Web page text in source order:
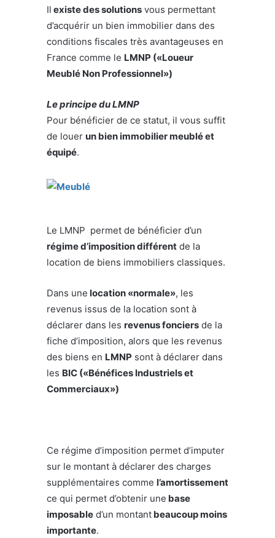
Il existe des solutions vous permettant
d’acquérir un bien immobilier dans des
conditions fiscales très avantageuses en
France comme le LMNP («Loueur
Meublé Non Professionnel»)
Le principe du LMNP
Pour bénéficier de ce statut, il vous suffit
de louer un bien immobilier meublé et
équipé.
Le LMNP permet de bénéficier d’un
régime d’imposition différent de la
location de biens immobiliers classiques.
Dans une location «normale», les
revenus issus de la location sont à
déclarer dans les revenus fonciers de la
fiche d’imposition, alors que les revenus
des biens en LMNP sont à déclarer dans
les BIC («Bénéfices Industriels et
Commerciaux»)
Ce régime d’imposition permet d’imputer
sur le montant à déclarer des charges
supplémentaires comme l’amortissement
ce qui permet d’obtenir une base
imposable d’un montant beaucoup moins
importante.